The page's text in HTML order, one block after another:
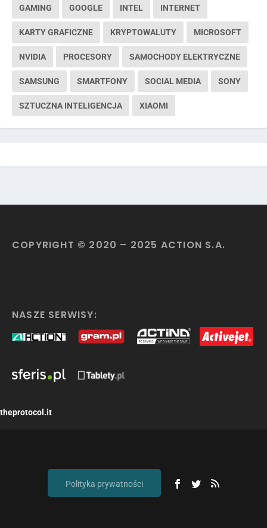
GAMING GOOGLE INTEL INTERNET
KARTY GRAFICZNE KRYPTOWALUTY MICROSOFT
NVIDIA PROCESORY SAMOCHODY ELEKTRYCZNE
SAMSUNG SMARTFONY SOCIAL MEDIA SONY
SZTUCZNA INTELIGENCJA XIAOMI
COPYRIGHT © 2020 – 2025 ACTION S.A.
NASZE SERWISY:
theprotocol.it
Polityka prywatności